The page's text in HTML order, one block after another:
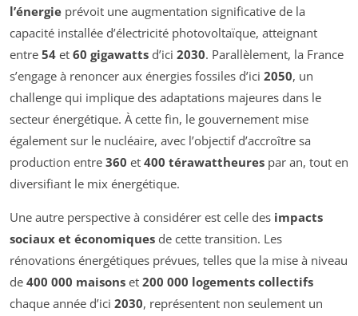
l’énergie prévoit une augmentation significative de la
capacité installée d’électricité photovoltaïque, atteignant
entre 54 et 60 gigawatts d’ici 2030. Parallèlement, la France
s’engage à renoncer aux énergies fossiles d’ici 2050, un
challenge qui implique des adaptations majeures dans le
secteur énergétique. À cette fin, le gouvernement mise
également sur le nucléaire, avec l’objectif d’accroître sa
production entre 360 et 400 térawattheures par an, tout en
diversifiant le mix énergétique.
Une autre perspective à considérer est celle des impacts
sociaux et économiques de cette transition. Les
rénovations énergétiques prévues, telles que la mise à niveau
de 400 000 maisons et 200 000 logements collectifs
chaque année d’ici 2030, représentent non seulement un